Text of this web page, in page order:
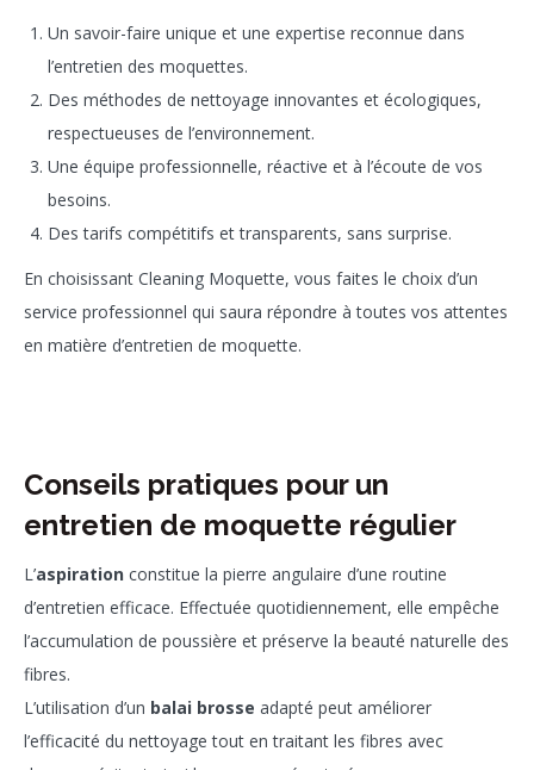
Un savoir-faire unique et une expertise reconnue dans
l’entretien des moquettes.
Des méthodes de nettoyage innovantes et écologiques,
respectueuses de l’environnement.
Une équipe professionnelle, réactive et à l’écoute de vos
besoins.
Des tarifs compétitifs et transparents, sans surprise.
En choisissant Cleaning Moquette, vous faites le choix d’un
service professionnel qui saura répondre à toutes vos attentes
en matière d’entretien de moquette.
Conseils pratiques pour un
entretien de moquette régulier
L’aspiration constitue la pierre angulaire d’une routine
d’entretien efficace. Effectuée quotidiennement, elle empêche
l’accumulation de poussière et préserve la beauté naturelle des
fibres.
L’utilisation d’un balai brosse adapté peut améliorer
l’efficacité du nettoyage tout en traitant les fibres avec